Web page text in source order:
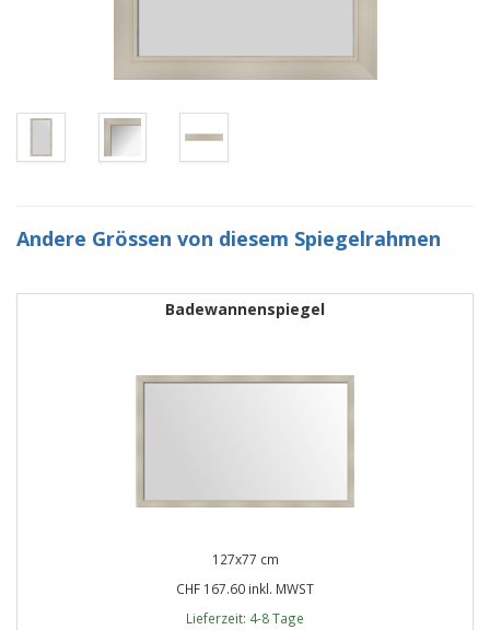
Andere Grössen von diesem Spiegelrahmen
Badewannenspiegel
127x77 cm
CHF 167.60 inkl. MWST
Lieferzeit: 4-8 Tage